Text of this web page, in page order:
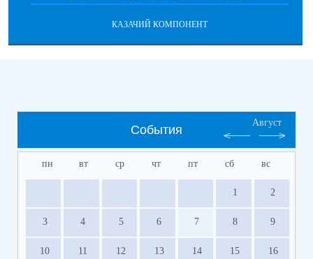
КАЗАЧИЙ КОМПОНЕНТ
События
Август
пн вт ср чт пт сб вс
1 2
3 4 5 6 7 8 9
10 11 12 13 14 15 16